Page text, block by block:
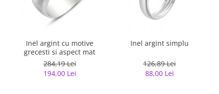
Inel argint cu motive
grecesti si aspect mat
284,19 Lei
194,00 Lei
Inel argint simplu
126,89 Lei
88,00 Lei